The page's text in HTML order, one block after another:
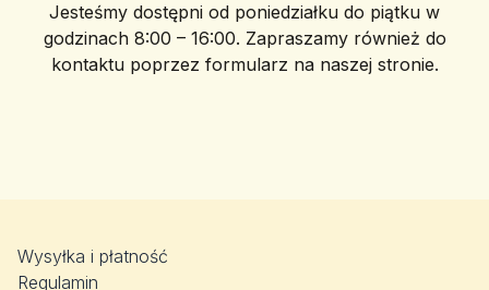
Jesteśmy dostępni od poniedziałku do piątku w
godzinach 8:00 – 16:00. Zapraszamy również do
kontaktu poprzez formularz na naszej stronie.
Wysyłka i płatność
Regulamin